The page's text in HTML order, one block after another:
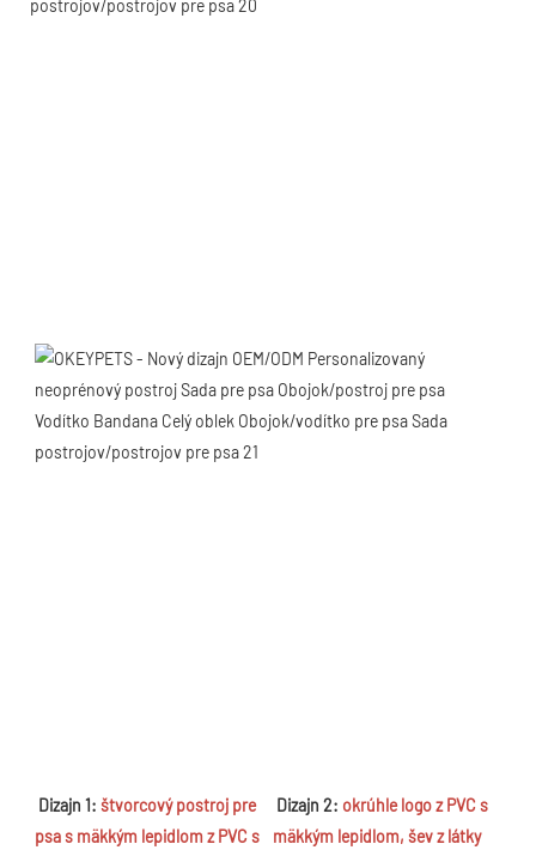
Dizajn 1: štvorcový postroj pre
psa s mäkkým lepidlom z PVC s
Dizajn 2: okrúhle logo z PVC s
mäkkým lepidlom, šev z látky